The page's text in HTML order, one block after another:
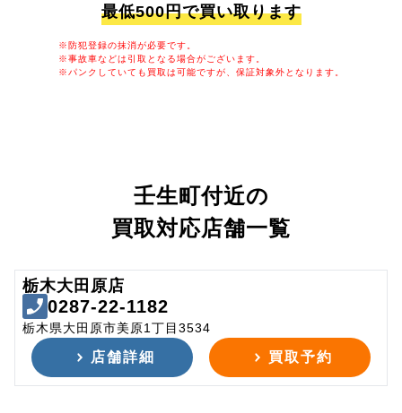
最低500円で買い取ります
※防犯登録の抹消が必要です。
※事故車などは引取となる場合がございます。
※パンクしていても買取は可能ですが、保証対象外となります。
壬生町付近の
買取対応店舗一覧
栃木大田原店
0287-22-1182
栃木県大田原市美原1丁目3534
店舗詳細 買取予約